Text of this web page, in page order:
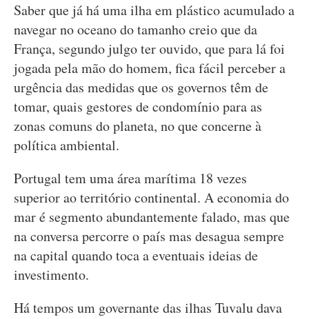
Saber que já há uma ilha em plástico acumulado a
navegar no oceano do tamanho creio que da
França, segundo julgo ter ouvido, que para lá foi
jogada pela mão do homem, fica fácil perceber a
urgência das medidas que os governos têm de
tomar, quais gestores de condomínio para as
zonas comuns do planeta, no que concerne à
política ambiental.
Portugal tem uma área marítima 18 vezes
superior ao território continental. A economia do
mar é segmento abundantemente falado, mas que
na conversa percorre o país mas desagua sempre
na capital quando toca a eventuais ideias de
investimento.
Há tempos um governante das ilhas Tuvalu dava